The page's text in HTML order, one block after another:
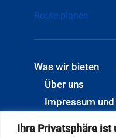
Ihre Privatsphäre ist
Route planen
Was wir bieten
Über uns
Impressum